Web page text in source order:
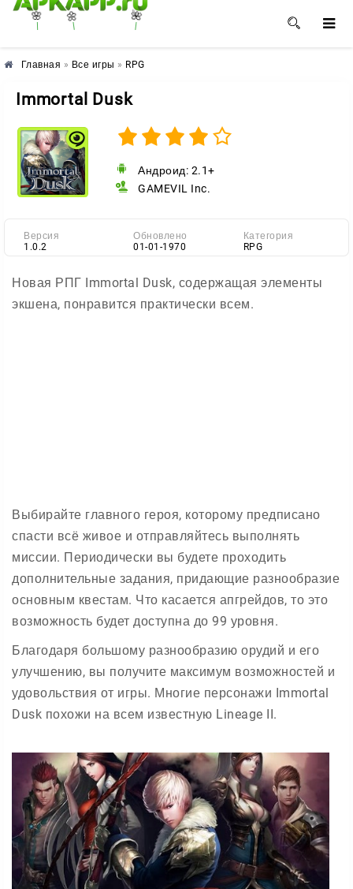
🌸 🌼 🌺
Главная » Все игры » RPG
Immortal Dusk
Андроид: 2.1+
GAMEVIL Inc.
Версия
1.0.2
Обновлено
01-01-1970
Категория
RPG
Новая РПГ Immortal Dusk, содержащая элементы
экшена, понравится практически всем.
Выбирайте главного героя, которому предписано
спасти всё живое и отправляйтесь выполнять
миссии. Периодически вы будете проходить
дополнительные задания, придающие разнообразие
основным квестам. Что касается апгрейдов, то это
возможность будет доступна до 99 уровня.
Благодаря большому разнообразию орудий и его
улучшению, вы получите максимум возможностей и
удовольствия от игры. Многие персонажи Immortal
Dusk похожи на всем известную Lineage II.